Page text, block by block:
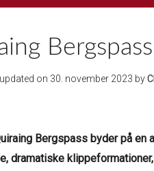
updated on 30. november 2023 by
Bergspass byder på
dramatiske